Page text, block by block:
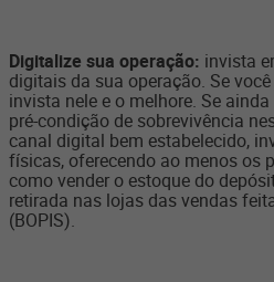
Digitalize sua operação: invista
digitais da sua operação. Se
invista nele e o melhore. Se
pré-condição de sobrevivência
canal digital bem estabelecido,
físicas, oferecendo ao menos os
como vender o estoque do
retirada nas lojas das vendas
(BOPIS).